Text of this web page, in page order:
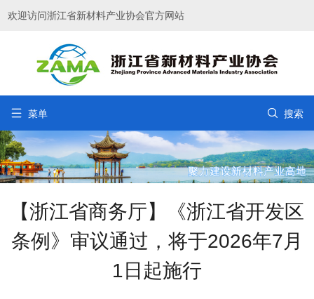
欢迎访问浙江省新材料产业协会官方网站
 菜单  搜索
【浙江省商务厅】《浙江省开发区
条例》审议通过，将于2026年7月
1日起施行